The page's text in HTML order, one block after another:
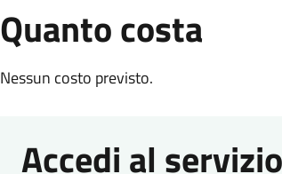
Quanto costa
Nessun costo previsto.
Accedi al servizio